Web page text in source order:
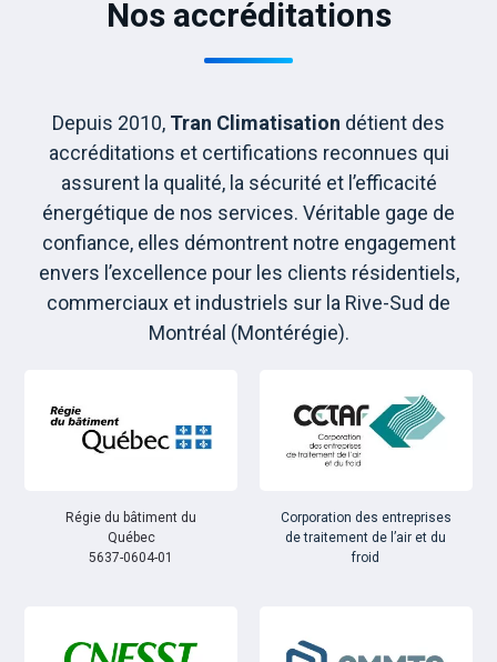
Nos accréditations
Depuis 2010, Tran Climatisation détient des
accréditations et certifications reconnues qui
assurent la qualité, la sécurité et l’efficacité
énergétique de nos services. Véritable gage de
confiance, elles démontrent notre engagement
envers l’excellence pour les clients résidentiels,
commerciaux et industriels sur la Rive-Sud de
Montréal (Montérégie).
Régie du bâtiment du
Québec
5637-0604-01
Corporation des entreprises
de traitement de l’air et du
froid